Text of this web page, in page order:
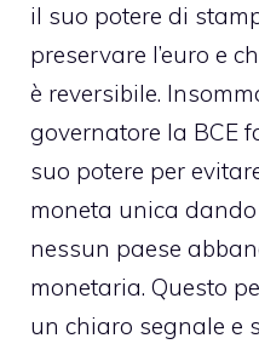
il suo potere di
preservare l’euro e
è reversibile.
governatore la BCE
suo potere per
moneta unica
nessun paese
monetaria. Questo
un chiaro segnale e